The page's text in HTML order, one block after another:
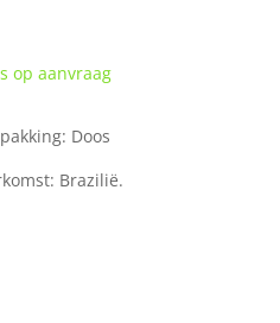
op aanvraag
Doos
Brazilië.